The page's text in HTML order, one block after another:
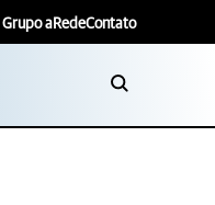
Grupo aRedeContato